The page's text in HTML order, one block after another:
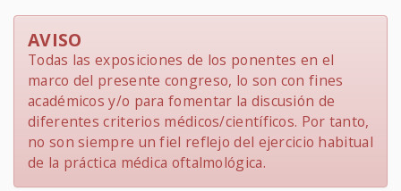
Contacto
AVISO
Todas las exposiciones de los ponentes en el
marco del presente congreso, lo son con fines
académicos y/o para fomentar la discusión de
diferentes criterios médicos/científicos. Por tanto,
no son siempre un fiel reflejo del ejercicio habitual
de la práctica médica oftalmológica.